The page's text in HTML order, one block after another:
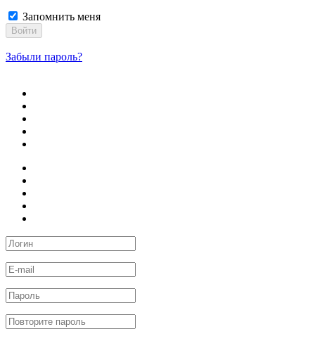
Запомнить меня
Войти
Забыли пароль?